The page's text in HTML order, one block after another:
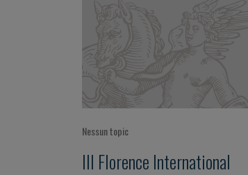
Nessun topic
III Florence International